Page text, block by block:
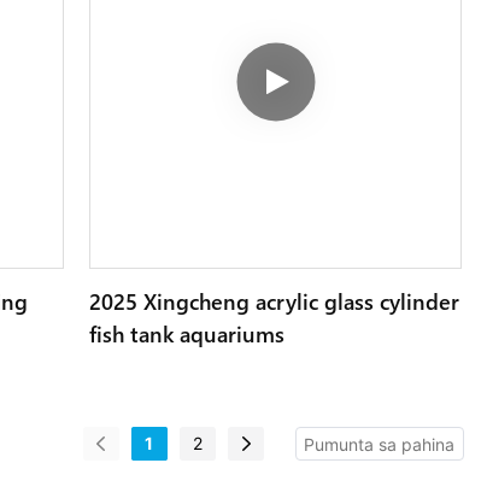
2025 Xingcheng acrylic glass cylinder
fish tank aquariums
1 2